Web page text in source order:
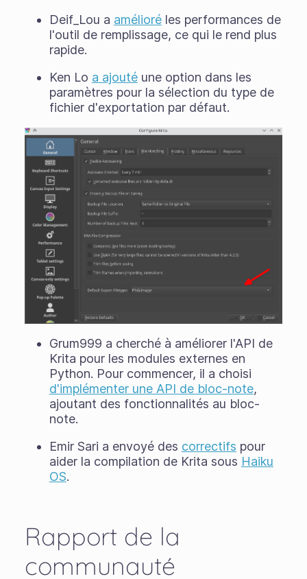
Deif_Lou a amélioréles performances de
l'outil de remplissage, ce qui le rend plus
rapide.
Ken Lo a ajoutéune option dans les
paramètres pour la sélection du type de
fichier d'exportation par défaut.
Grum999 a cherché à améliorer l'API de
Krita pour les modules externes en
Python. Pour commencer, il a choisi
d'implémenter une API de bloc-note,
ajoutant des fonctionnalités au bloc-
note.
Emir Sari a envoyé des correctifs pour
aider la compilation de Krita sous Haiku
OS.
Rapport de la
communauté